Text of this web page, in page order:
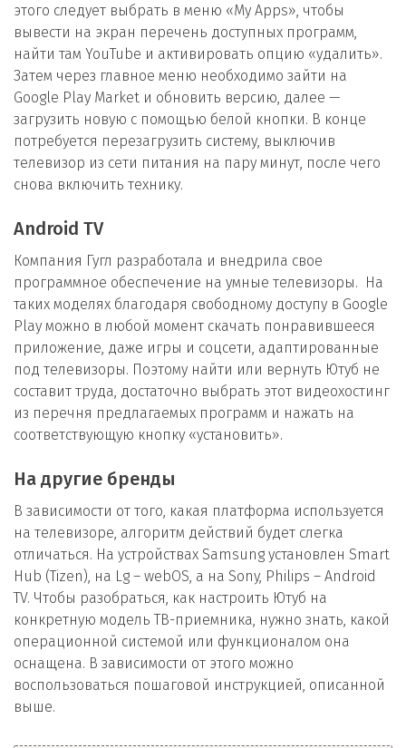
этого следует выбрать в меню «My Аpps», чтобы
вывести на экран перечень доступных программ,
найти там YouTube и активировать опцию «удалить».
Затем через главное меню необходимо зайти на
Google Play Market и обновить версию, далее —
загрузить новую с помощью белой кнопки. В конце
потребуется перезагрузить систему, выключив
телевизор из сети питания на пару минут, после чего
снова включить технику.
Android TV
Компания Гугл разработала и внедрила свое
программное обеспечение на умные телевизоры. На
таких моделях благодаря свободному доступу в Google
Play можно в любой момент скачать понравившееся
приложение, даже игры и соцсети, адаптированные
под телевизоры. Поэтому найти или вернуть Ютуб не
составит труда, достаточно выбрать этот видеохостинг
из перечня предлагаемых программ и нажать на
соответствующую кнопку «установить».
На другие бренды
В зависимости от того, какая платформа используется
на телевизоре, алгоритм действий будет слегка
отличаться. На устройствах Samsung установлен Smart
Hub (Tizen), на Lg – webOS, а на Sony, Philips – Android
TV. Чтобы разобраться, как настроить Ютуб на
конкретную модель ТВ-приемника, нужно знать, какой
операционной системой или функционалом она
оснащена. В зависимости от этого можно
воспользоваться пошаговой инструкцией, описанной
выше.